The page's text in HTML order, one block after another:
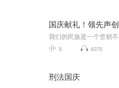
国庆献礼！领先声
8 6076
刑法国庆